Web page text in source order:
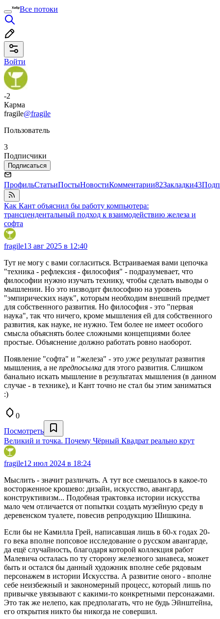
Все потоки
Войти
-2
Карма
fragile@fragile
Пользователь
3
Подписчики
Подписаться
ПрофильСтатьиПостыНовостиКомментарии82Закладки43
Как Кант объяснил бы работу компьютера:
трансцендентальный подход к взаимодействию железа и
софта
fragile13 авг 2025 в 12:40
Тут не могу с вами согласиться. Встраиваемая вами цепочка
"техника - рефлексия - философия" - подразумевает, что
философии нужно изучать технику, чтобы сделать выводы о
мышлении. Но это низводит философию на уровень
"эмпирических наук", которым необходим внешний предмет
для собственного развития. Но философия - это "первая
наука", так что ничего, кроме мышления ей для собственного
развития, как науке, не нужно. Тем более не имеет особого
смысла объяснять более сложными концепциями более
простые. Объяснение должно работать ровно наоборот.
Появление "софта" и "железа" - это уже результат развития
мышления, а не предпосылка для этого развития. Слишком
банально искать мышление в результатах мышления (в данном
случае - в технике), и Кант точно не стал бы этим заниматься
:)
0
Посмотреть
Великий и точка. Почему Чёрный Квадрат реально крут
fragile12 июл 2024 в 18:24
Мыслить - значит различать. А тут все смешалось в какое-то
восторженное крошево: дизайн, искусство, авангард,
конструктивизм... Подобная трактовка истории искусства
мало чем отличается от попытки создать музейную среду в
деревенском туалете, повесив репродукцию Шишкина.
Если бы не Камилла Грей, написавшая лишь в 60-х годах 20-
го века вполне попсовое исследование о русском авангарде,
да ещё случайность, благодаря которой коллекция работ
Малевича осталась по ту сторону железного занавеса, может
быть и остался бы данный художник вполне себе рядовым
персонажем в истории Искусства. А развитие оного - вполне
себе неизбежный и закономерный процесс, который лишь по
привычке увязывают с какими-то конкретными персонажами.
Это так же нелепо, как предполагать, что не будь Эйнштейна,
его открытия никто бы никогда не совершил.